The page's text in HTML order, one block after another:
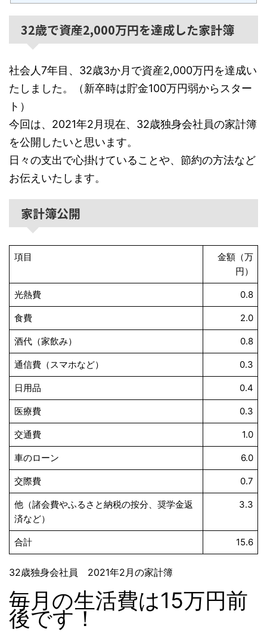
32歳で資産2,000万円を達成した家計簿
社会人7年目、32歳3か月で資産2,000万円を達成い
たしました。（新卒時は貯金100万円弱からスター
ト）
今回は、2021年2月現在、32歳独身会社員の家計簿
を公開したいと思います。
日々の支出で心掛けていることや、節約の方法など
お伝えいたします。
家計簿公開
項目
金額（万
円）
光熱費 0.8
食費 2.0
酒代（家飲み） 0.8
通信費（スマホなど） 0.3
日用品 0.4
医療費 0.3
交通費 1.0
車のローン 6.0
交際費 0.7
他（諸会費やふるさと納税の按分、奨学金返
済など）
3.3
合計 15.6
32歳独身会社員 2021年2月の家計簿
毎月の生活費は15万円前
後です！